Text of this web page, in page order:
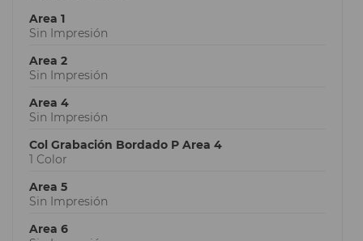
Area 1
Sin Impresión
Area 2
Sin Impresión
Area 4
Sin Impresión
Col Grabación Bordado P Area 4
1 Color
Area 5
Sin Impresión
Area 6